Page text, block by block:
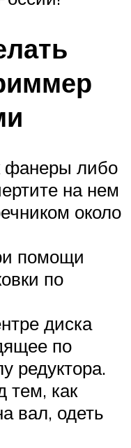
фанеры либо
на нем
около
помощи
по
диска
по
редуктора.
тем, как
вал, одеть